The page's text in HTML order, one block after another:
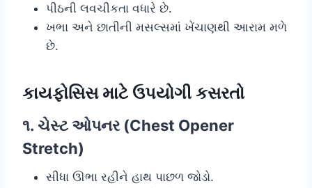
પીઠની લવચીકતા વધારે છે.
ખભા અને છાતીની મસલ્સમાં ખેંચાણથી આરામ મળે
છે.
કાયફોસિસ માટે ઉપયોગી કસરતો
૧. ચેસ્ટ ઓપનર (Chest Opener
Stretch)
સીધા ઊભા રહીને હાથ પાછળ જોડો.